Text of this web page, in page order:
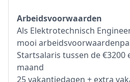
Arbeidsvoorwaarden
Als Elektrotechnisch
mooi
Startsalaris tussen de €3200
maand
25 vakantiedagen + extra